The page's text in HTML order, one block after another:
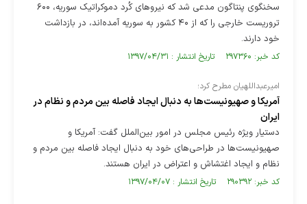
سخنگوی پنتاگون مدعی شد که نیروهای کُرد دموکراتیک سوریه، ۶۰۰
تروریست خارجی را که از ۴۰ کشور به سوریه آمده‌اند، در بازداشت
خود دارند.
کد خبر: ۲۹۷۳۶۰ تاریخ انتشار : ۱۳۹۷/۰۴/۳۱
امیرعبداللهیان مطرح کرد؛
آمریکا و صهیونیست‌ها به دنبال ایجاد فاصله بین مردم و نظام در
ایران
دستیار ویژه رئیس مجلس در امور بین‌الملل گفت: آمریکا و
صهیونیست‌ها در طراحی‌های خود به دنبال ایجاد فاصله بین مردم و
نظام و ایجاد اغتشاش و اعتراض در ایران هستند.
کد خبر: ۲۹۰۳۹۲ تاریخ انتشار : ۱۳۹۷/۰۴/۰۷